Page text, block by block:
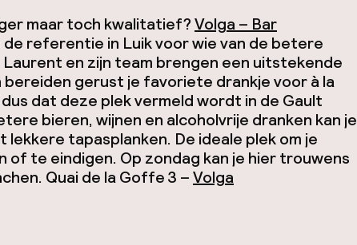
maar toch kwalitatief?Volga – Bar
de referentie in Luik voor wie van de betere
en zijn team brengen een uitstekende
gerust je favoriete drankje voorà la
dat deze plek vermeld wordt in de Gault
bieren, wijnen en alcoholvrije dranken kan je
lekkere tapasplanken. De ideale plek om je
of te eindigen. Op zondag kan je hier trouwens
Quai de la Goffe 3 –Volga